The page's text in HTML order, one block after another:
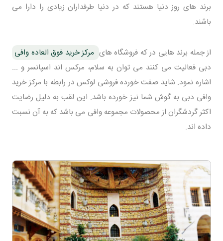
برند های روز دنیا هستند که در دنیا طرفداران زیادی را دارا می
باشند.
از جمله برند هایی در که فروشگاه های مرکز خرید فوق العاده وافی
دبی فعالیت می کنند می توان به سلام، مرکس اند اسپانسر و ...
اشاره نمود. شاید صفت خورده فروشی لوکس در رابطه با مرکز خرید
وافی دبی به گوش شما نیز خورده باشد. این لقب به دلیل رضایت
اکثر گردشگران از محصولات مجموعه وافی می باشد که به آن نسبت
داده اند.